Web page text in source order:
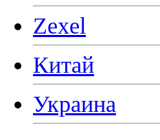
Zexel
Китай
Украина